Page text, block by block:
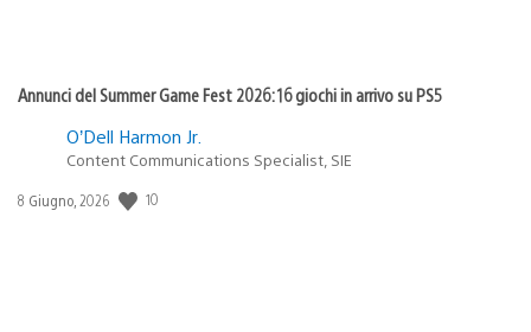
Annunci del Summer Game Fest 2026: 16 giochi in arrivo su PS5
O’Dell Harmon Jr.
Content Communications Specialist, SIE
Data
8 Giugno, 2026 10